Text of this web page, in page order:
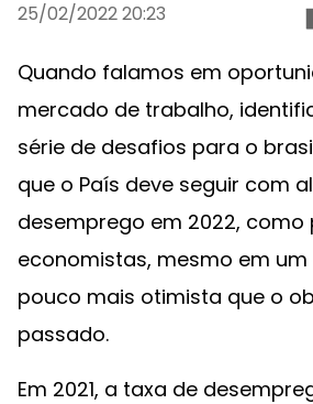
25/02/2022 20:23
Quando falamos em
mercado de trabalho,
série de desafios para o
que o País deve seguir com
desemprego em 2022, como
economistas, mesmo em
pouco mais otimista que o
passado.
Em 2021, a taxa de